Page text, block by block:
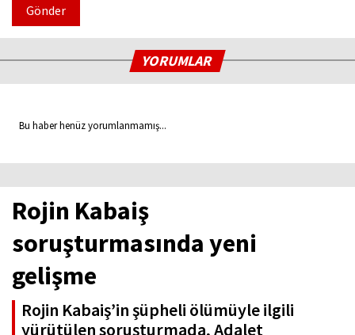
Gönder
YORUMLAR
Bu haber henüz yorumlanmamış...
Rojin Kabaiş
soruşturmasında yeni
gelişme
Rojin Kabaiş’in şüpheli ölümüyle ilgili
yürütülen soruşturmada, Adalet